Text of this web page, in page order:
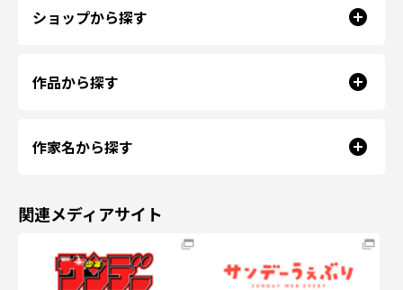
ショップから探す
作品から探す
作家名から探す
関連メディアサイト